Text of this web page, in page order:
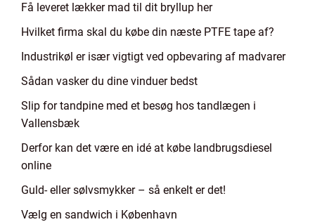
Få leveret lækker mad til dit bryllup her
Hvilket firma skal du købe din næste PTFE tape af?
Industrikøl er især vigtigt ved opbevaring af madvarer
Sådan vasker du dine vinduer bedst
Slip for tandpine med et besøg hos tandlægen i
Vallensbæk
Derfor kan det være en idé at købe landbrugsdiesel
online
Guld- eller sølvsmykker – så enkelt er det!
Vælg en sandwich i København